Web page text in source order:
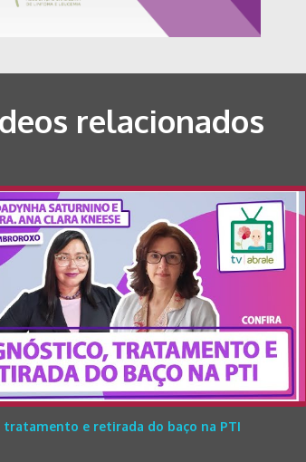
relacionados
tratamento e retirada do baço na PTI